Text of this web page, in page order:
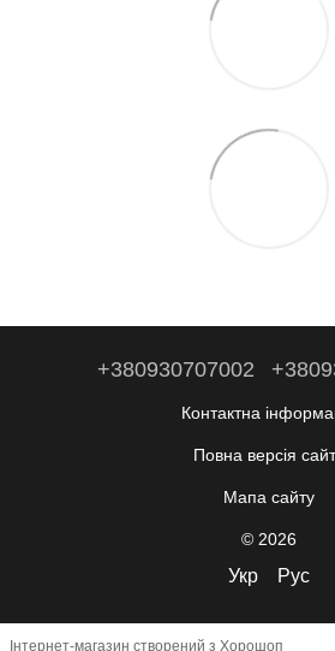
+380930707002
Контактна
Повна версія
Мапа сайту
© 2026
Укр Рус
Інтернет-магазин створений з Хорошоп